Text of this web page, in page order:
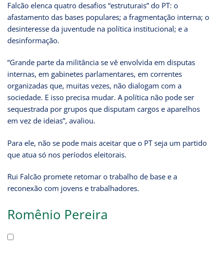
Falcão elenca quatro desafios “estruturais” do PT: o
afastamento das bases populares; a fragmentação interna; o
desinteresse da juventude na política institucional; e a
desinformação.
“Grande parte da militância se vê envolvida em disputas
internas, em gabinetes parlamentares, em correntes
organizadas que, muitas vezes, não dialogam com a
sociedade. E isso precisa mudar. A política não pode ser
sequestrada por grupos que disputam cargos e aparelhos
em vez de ideias”, avaliou.
Para ele, não se pode mais aceitar que o PT seja um partido
que atua só nos períodos eleitorais.
Rui Falcão promete retomar o trabalho de base e a
reconexão com jovens e trabalhadores.
Romênio Pereira